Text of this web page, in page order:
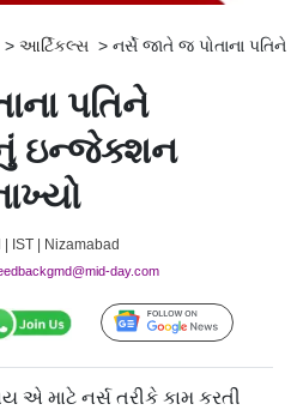
> આર્ટિકલ્સ > નર્સે જાતે જ પોતાના
પતિને
ઇન્જેક્શન
IST | Nizamabad
day.com
Follow Us
માટે નર્સ તરીકે કામ કરતી